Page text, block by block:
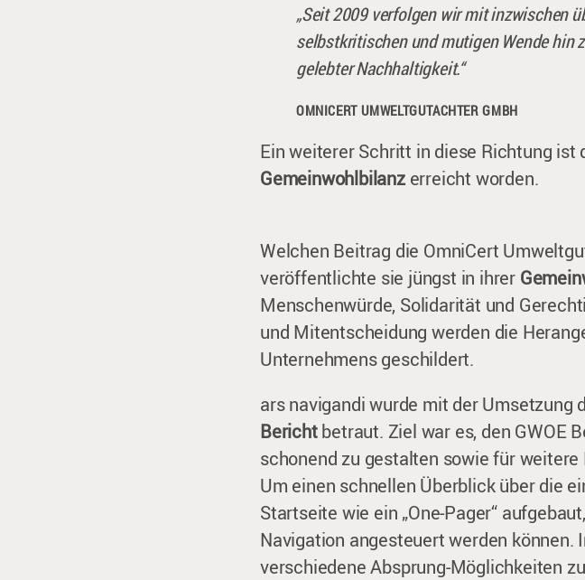
„Seit 2009 verfolgen wir mit inzwischen
selbstkritischen und mutigen Wende hin
gelebter Nachhaltigkeit.“
OMNICERT UMWELTGUTACHTER GMBH
Ein weiterer Schritt in diese Richtung
Gemeinwohlbilanzerreicht worden.
Welchen Beitrag die OmniCert
veröffentlichte sie jüngst in ihrer
Menschenwürde, Solidarität und
und Mitentscheidung werden die
Unternehmens geschildert.
ars navigandi wurde mit der Umsetzung
Berichtbetraut. Ziel war es, den GWOE
schonend zu gestalten sowie für
Um einen schnellen Überblick über die
Startseite wie ein „One-Pager“
Navigation angesteuert werden können.
verschiedene Absprung-Möglichkeiten